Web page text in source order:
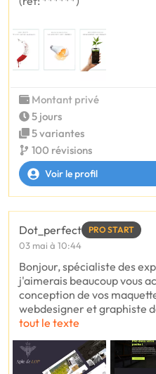
Montant privé
5 jours
5 variantes
100 révisions
Voir le profil
Dot_perfect PRO START
03 mai à 10:44
Bonjour, spécialiste des
j'aimerais beaucoup vous
conception de vos
webdesigner et graphiste
tout le texte